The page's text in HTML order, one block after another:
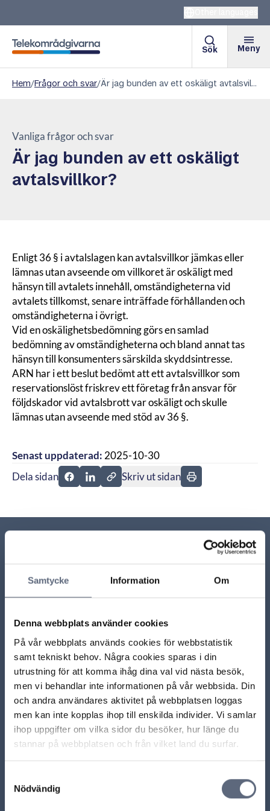
Samtycke Information Om
Denna webbplats använder cookies
På vår webbplats används cookies för webbstatistik
samt tekniskt behov. Några cookies sparas i din
utrustning för att komma ihåg dina val vid nästa besök,
men vi behandlar inte informationen på vår webbsida. Din
och andra användares aktivitet på webbplatsen loggas
men kan inte kopplas ihop till enskilda individer. Vi samlar
ihop uppgifter om vilka sidor du besöker, hur länge du
stannar på webbplatsen och från vilket land du surfar.
Nödvändig
Telekområdgivarna
Sök Meny
Hem/Frågor och svar/ Är jag bunden av ett oskäligt avtalsvillkor?
Vanliga frågor och svar
Är jag bunden av ett oskäligt
avtalsvillkor?
Enligt 36 § i avtalslagen kan avtalsvillkor jämkas eller
lämnas utan avseende om villkoret är oskäligt med
hänsyn till avtalets innehåll, omständigheterna vid
avtalets tillkomst, senare inträffade förhållanden och
omständigheterna i övrigt.
Vid en oskälighetsbedömning görs en samlad
bedömning av omständigheterna och bland annat tas
hänsyn till konsumenters särskilda skyddsintresse.
ARN har i ett beslut bedömt att ett avtalsvillkor som
reservationslöst friskrev ett företag från ansvar för
följdskador vid avtalsbrott var oskäligt och skulle
lämnas utan avseende med stöd av 36 §.
Senast uppdaterad: 2025-10-30
Dela sidan
Dela sidan på Facebook
Dela sidan på Linkedin
Skriv ut sidan
Vad innebär det att ett villkor är oklart, otillåtet eller
vilseledande?
Telekområdgivarnas vanligaste klagomål – hur kan
konsumenter undvika dem?
ARN beslut
ange kostnad för upplåsning av bunden
fiberhastighet